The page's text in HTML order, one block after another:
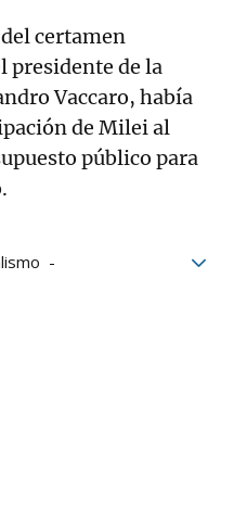
certamen
presidente de la
Vaccaro, había
de Milei al
público para